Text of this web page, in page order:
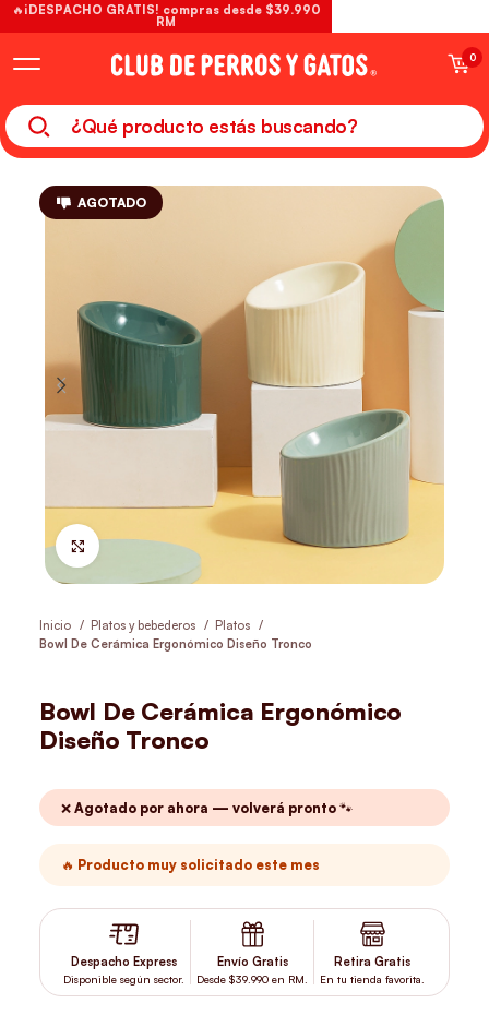
0
AGOTADO
Hacer Zoom
Inicio Platos y bebederos
Platos
Bowl De Cerámica Ergonómico Diseño Tronco
Bowl De Cerámica Ergonómico
Diseño Tronco
❌ Agotado por ahora — volverá pronto 🐾
🔥 Producto muy solicitado este mes
Despacho Express
Disponible según sector.
Envío Gratis
Desde $39.990 en RM.
Retira Gratis
En tu tienda favorita.
🔥¡DESPACHO GRATIS! compras desde $39.990
RM